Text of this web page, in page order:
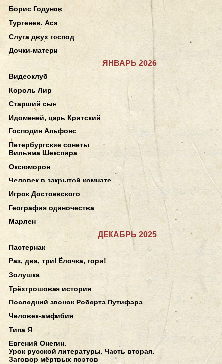
Борис Годунов
Тургенев. Ася
Слуга двух господ
Дочки-матери
ЯНВАРЬ 2026
Видеоклуб
Король Лир
Старший сын
Идоменей, царь Критский
Господин Альфонс
Петербургские сонеты
Вильяма Шекспира
Оксюморон
Человек в закрытой комнате
Игрок Достоевского
География одиночества
Марлен
ДЕКАБРЬ 2025
Пастернак
Раз, два, три! Ёлочка, гори!
Золушка
Трёхгрошовая история
Последний звонок Роберта Путифара
Человек-амфибия
Типа Я
Евгений Онегин.
Урок русской литературы. Часть вторая.
Заговор мёртвых поэтов